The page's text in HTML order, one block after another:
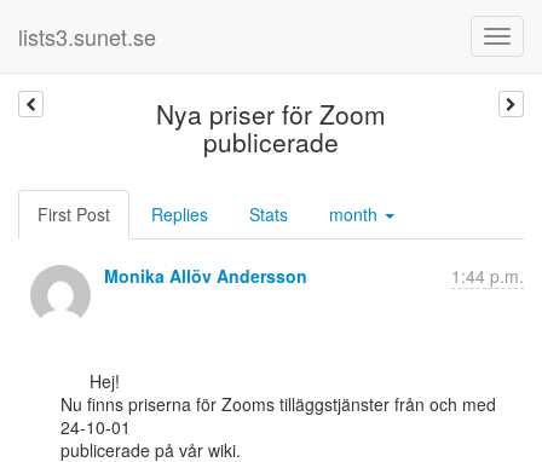
lists3.sunet.se
Nya priser för Zoom
publicerade
First Post Replies Stats month
Monika Allöv Andersson 1:44 p.m.
Nu finns priserna för Zooms tilläggstjänster från och med
24-10-01